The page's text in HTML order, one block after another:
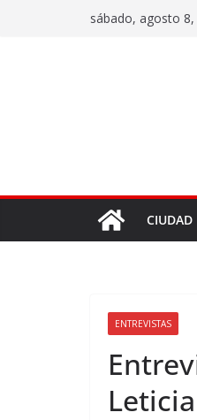
sábado, agosto 8,
CIUDAD
ENTREVISTAS